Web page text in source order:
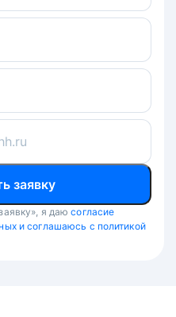
заявку
я даю согласие
и соглашаюсь с политикой